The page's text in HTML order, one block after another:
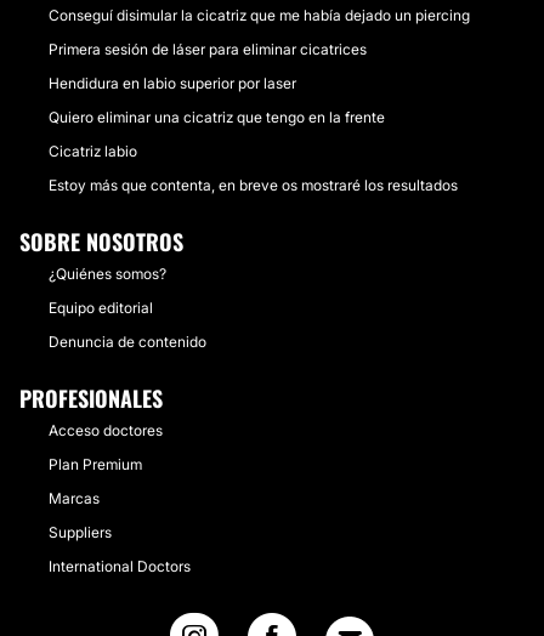
Conseguí disimular la cicatriz que me había dejado un piercing
Primera sesión de láser para eliminar cicatrices
Hendidura en labio superior por laser
Quiero eliminar una cicatriz que tengo en la frente
Cicatriz labio
Estoy más que contenta, en breve os mostraré los resultados
SOBRE NOSOTROS
¿Quiénes somos?
Equipo editorial
Denuncia de contenido
PROFESIONALES
Acceso doctores
Plan Premium
Marcas
Suppliers
International Doctors